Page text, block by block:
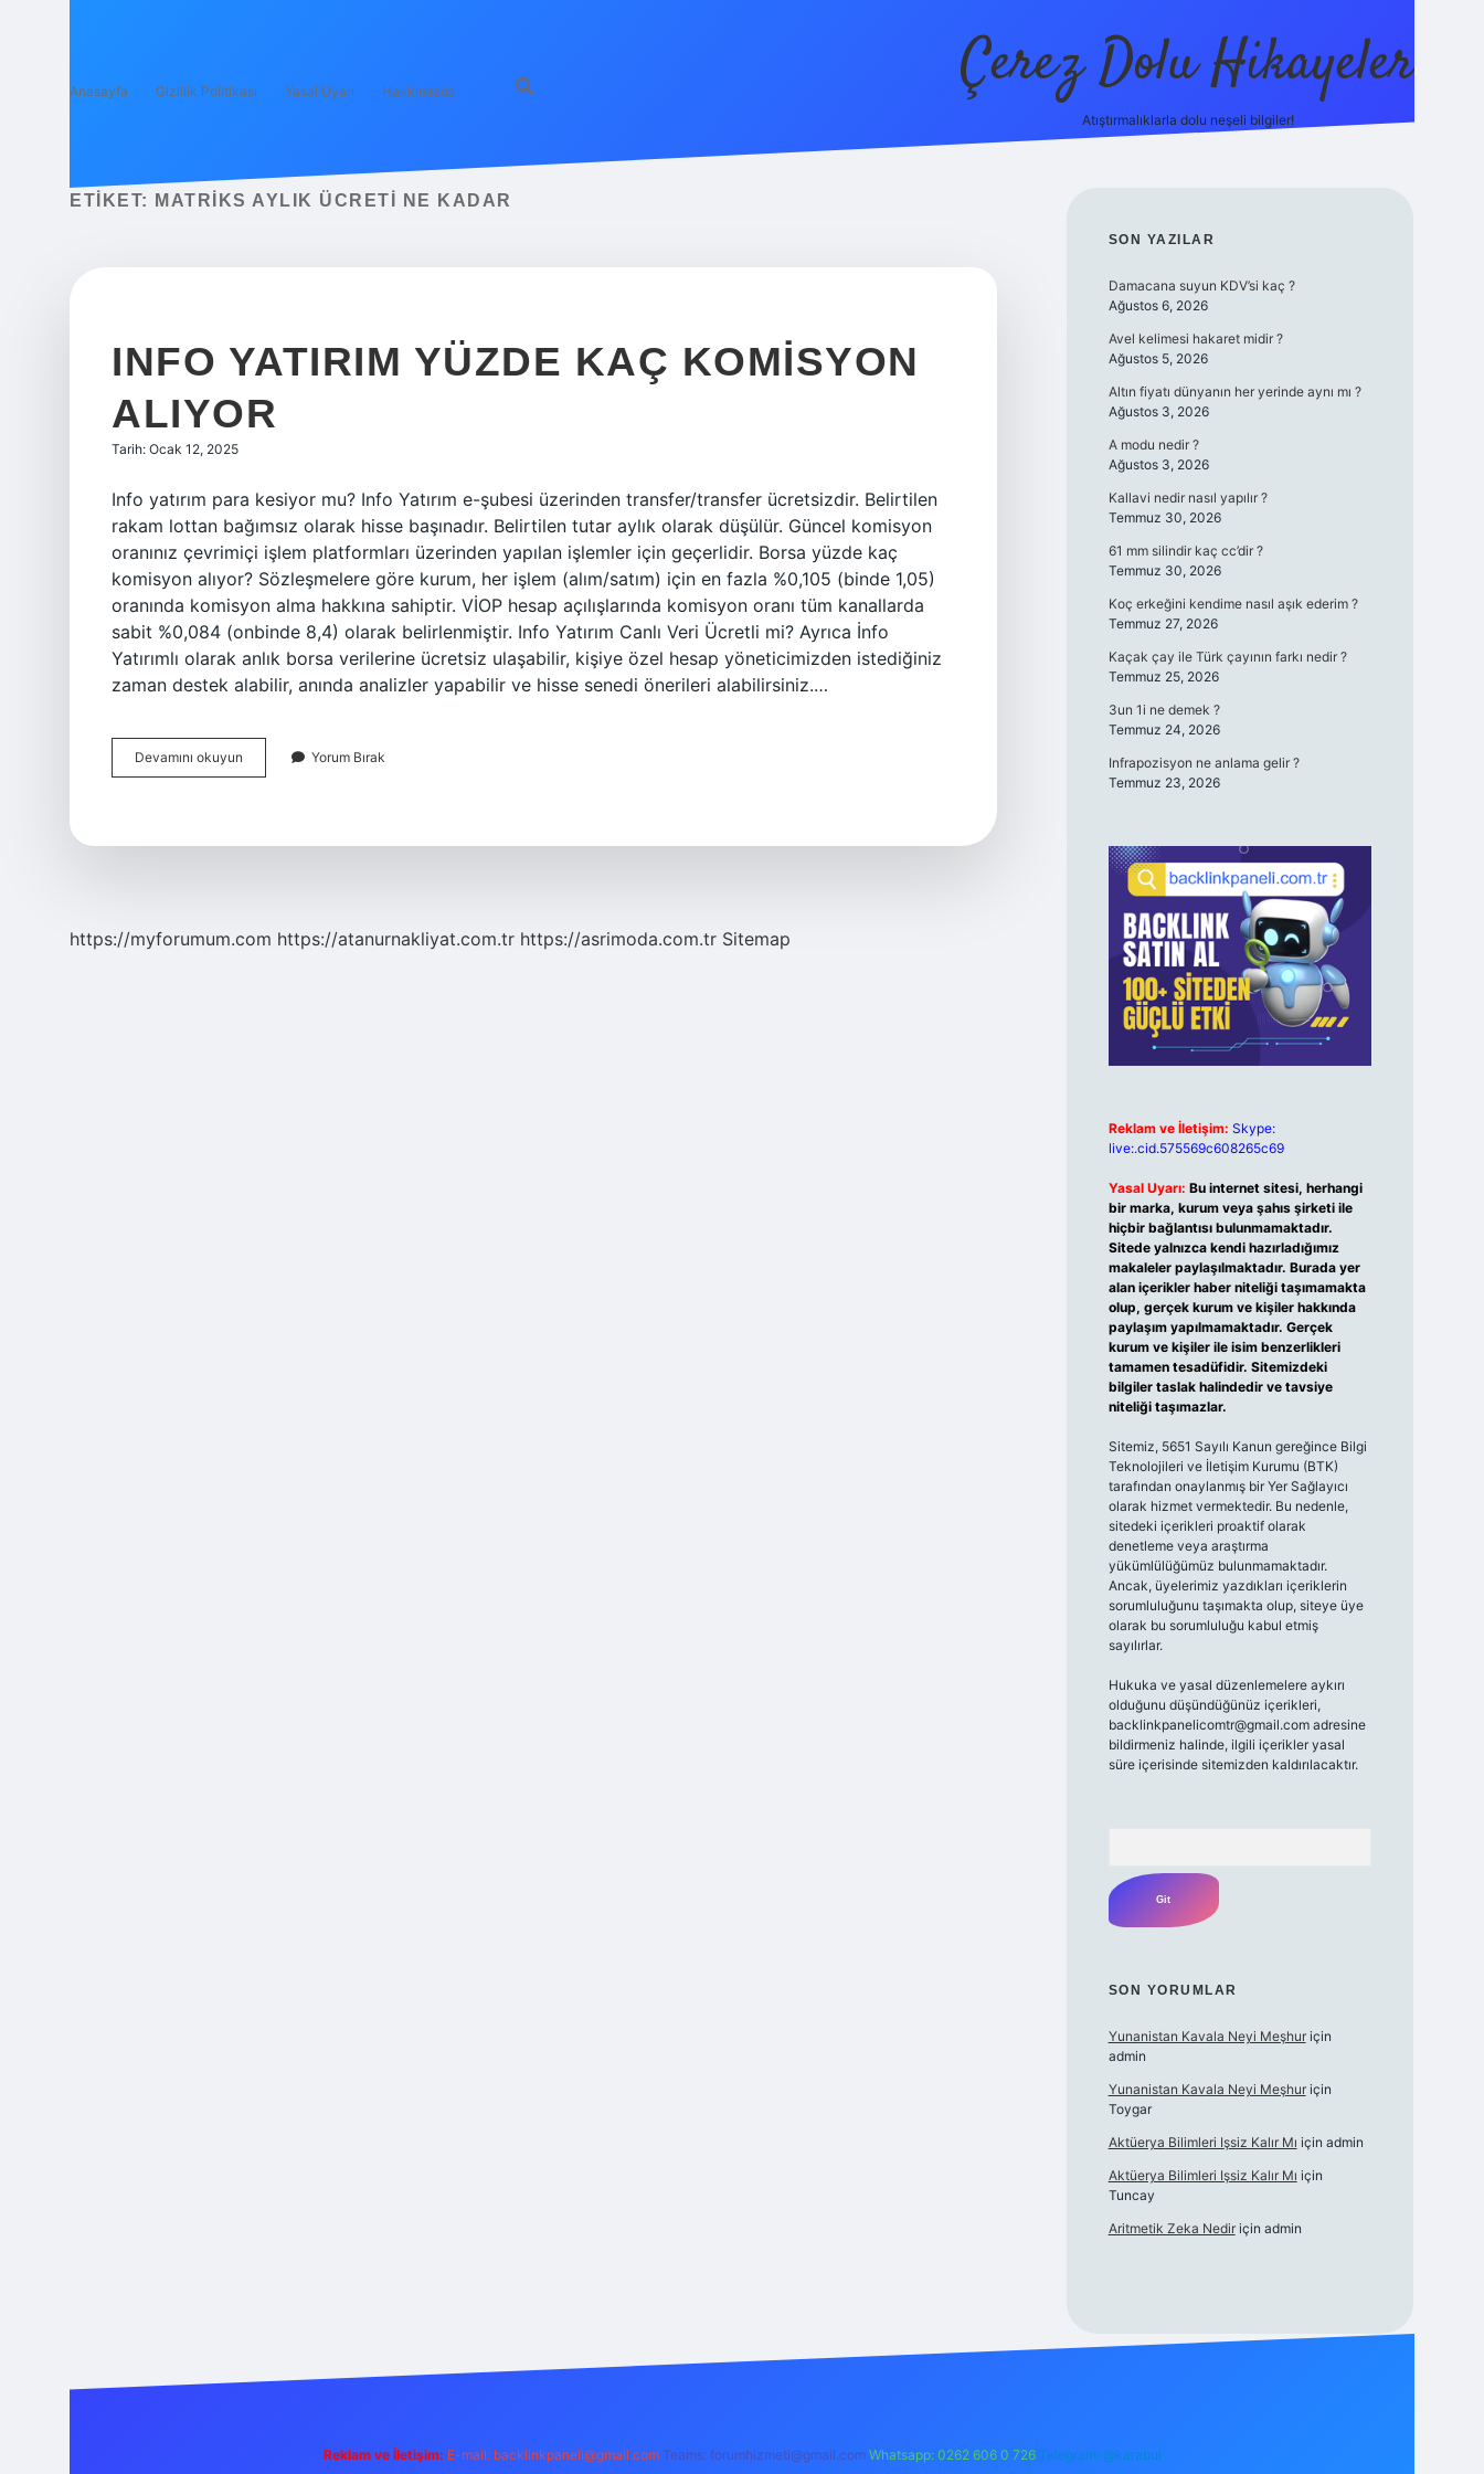
Anasayfa Gizlilik Politikası Yasal Uyarı Hakkımızda Çerez Dolu Hikayeler
Atıştırmalıklarla dolu neşeli bilgiler!
ETIKET: MATRIKS AYLIK ÜCRETI NE KADAR
INFO YATIRIM YÜZDE KAÇ KOMISYON
ALIYOR
Tarih: Ocak 12, 2025
Info yatırım para kesiyor mu? Info Yatırım e-şubesi üzerinden transfer/transfer ücretsizdir. Belirtilen
rakam lottan bağımsız olarak hisse başınadır. Belirtilen tutar aylık olarak düşülür. Güncel komisyon
oranınız çevrimiçi işlem platformları üzerinden yapılan işlemler için geçerlidir. Borsa yüzde kaç
komisyon alıyor? Sözleşmelere göre kurum, her işlem (alım/satım) için en fazla %0,105 (binde 1,05)
oranında komisyon alma hakkına sahiptir. VİOP hesap açılışlarında komisyon oranı tüm kanallarda
sabit %0,084 (onbinde 8,4) olarak belirlenmiştir. Info Yatırım Canlı Veri Ücretli mi? Ayrıca İnfo
Yatırımlı olarak anlık borsa verilerine ücretsiz ulaşabilir, kişiye özel hesap yöneticimizden istediğiniz
zaman destek alabilir, anında analizler yapabilir ve hisse senedi önerileri alabilirsiniz.…
Devamını okuyun
Yatırım
Yorum Bırak
https://myforumum.com https://atanurnakliyat.com.tr https://asrimoda.com.tr Sitemap
SIDEBAR
SON YAZILAR
Damacana suyun KDV’si kaç ?
Ağustos 6, 2026
Avel kelimesi hakaret midir ?
Ağustos 5, 2026
Altın fiyatı dünyanın her yerinde aynı mı ?
Ağustos 3, 2026
A modu nedir ?
Ağustos 3, 2026
Kallavi nedir nasıl yapılır ?
Temmuz 30, 2026
61 mm silindir kaç cc’dir ?
Temmuz 30, 2026
Koç erkeğini kendime nasıl aşık ederim ?
Temmuz 27, 2026
Kaçak çay ile Türk çayının farkı nedir ?
Temmuz 25, 2026
3un 1i ne demek ?
Temmuz 24, 2026
Infrapozisyon ne anlama gelir ?
Temmuz 23, 2026
Reklam ve İletişim: Skype:
live:.cid.575569c608265c69
Yasal Uyarı: Bu internet sitesi, herhangi
bir marka, kurum veya şahıs şirketi ile
hiçbir bağlantısı bulunmamaktadır.
Sitede yalnızca kendi hazırladığımız
makaleler paylaşılmaktadır. Burada yer
alan içerikler haber niteliği taşımamakta
olup, gerçek kurum ve kişiler hakkında
paylaşım yapılmamaktadır. Gerçek
kurum ve kişiler ile isim benzerlikleri
tamamen tesadüfidir. Sitemizdeki
bilgiler taslak halindedir ve tavsiye
niteliği taşımazlar.
Sitemiz, 5651 Sayılı Kanun gereğince Bilgi
Teknolojileri ve İletişim Kurumu (BTK)
tarafından onaylanmış bir Yer Sağlayıcı
olarak hizmet vermektedir. Bu nedenle,
sitedeki içerikleri proaktif olarak
denetleme veya araştırma
yükümlülüğümüz bulunmamaktadır.
Ancak, üyelerimiz yazdıkları içeriklerin
sorumluluğunu taşımakta olup, siteye üye
olarak bu sorumluluğu kabul etmiş
sayılırlar.
Hukuka ve yasal düzenlemelere aykırı
olduğunu düşündüğünüz içerikleri,
backlinkpanelicomtr@gmail.comadresine
bildirmeniz halinde, ilgili içerikler yasal
süre içerisinde sitemizden kaldırılacaktır.
SON YORUMLAR
Yunanistan Kavala Neyi Meşhuriçin
admin
Yunanistan Kavala Neyi Meşhuriçin
Toygar
Aktüerya Bilimleri Işsiz Kalır Mı için admin
Aktüerya Bilimleri Işsiz Kalır Mı için
Tuncay
Aritmetik Zeka Nediriçin admin
Reklam ve İletişim: E-mail: backlinkpaneli@gmail.com Teams: forumhizmeti@gmail.com Whatsapp: 0262 606 0 726 Telegram: @karabul